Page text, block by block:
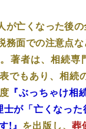
が亡くなった後
務面での注意点
著者は、相続専
でもあり、相続
『ぶっちゃけ相
が「亡くなった
!』 を出版し、葬